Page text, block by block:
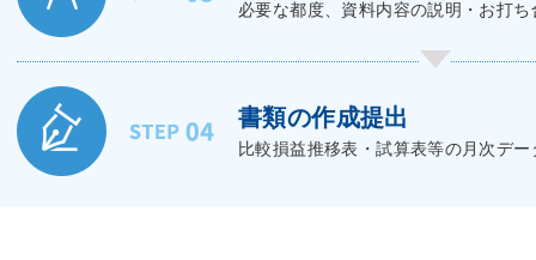
必要な都度、資料内容の説明・お打
書類の作成提出
比較損益推移表・試算表等の月次デ